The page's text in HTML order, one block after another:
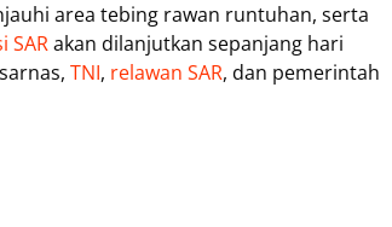
area tebing rawan runtuhan, serta
SARakan dilanjutkan sepanjang hari
TNI, relawan SAR, dan pemerintah